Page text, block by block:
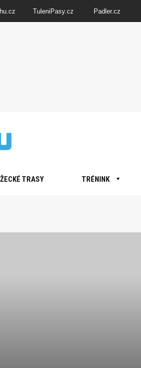
TuleniPasy.cz Padler.cz
TRASY TRÉNINK